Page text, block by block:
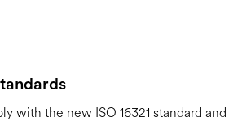
with the new ISO 16321 standard and